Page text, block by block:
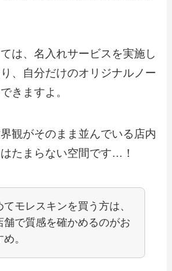
は、名入れサービスを実施し
、自分だけのオリジナルノー
きますよ。
観がそのまま並んでいる店内
たまらない空間です…！
てモレスキンを買う方は、
舗で質感を確かめるのがお
。